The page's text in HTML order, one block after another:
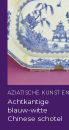
Achtkantige
blauw-witte
Chinese schotel